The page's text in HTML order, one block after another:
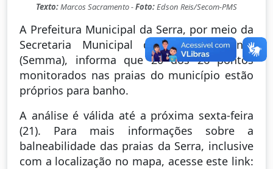
Texto:Marcos Sacramento -Foto:Edson Reis/Secom-PMS
A Prefeitura Municipal da Serra, por meio da
Secretaria Municipal de Meio Ambiente
(Semma), informa que 20 dos 26 pontos
monitorados nas praias do município estão
próprios para banho.
A análise é válida até a próxima sexta-feira
(21). Para mais informações sobre a
balneabilidade das praias da Serra, inclusive
com a localização no mapa, acesse este link: